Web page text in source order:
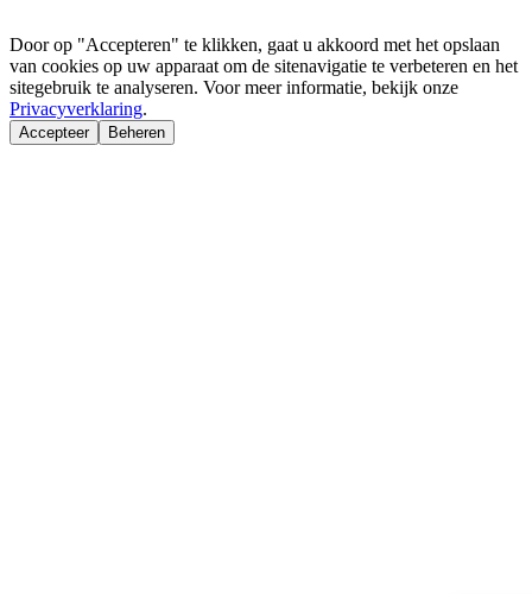
Door op "Accepteren" te klikken, gaat u akkoord met het opslaan
van cookies op uw apparaat om de sitenavigatie te verbeteren en het
sitegebruik te analyseren. Voor meer informatie, bekijk onze
Privacyverklaring.
Accepteer Beheren